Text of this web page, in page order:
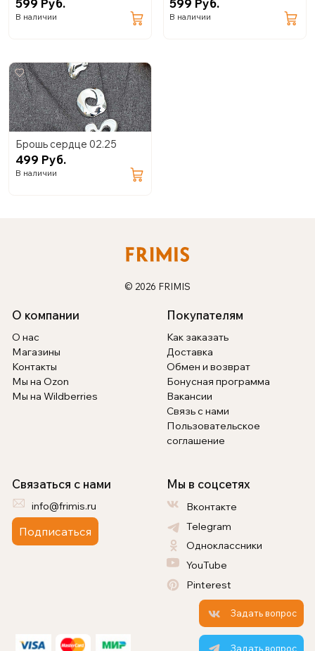
599 Руб.
В наличии
599 Руб.
В наличии
Брошь сердце 02.25
499 Руб.
В наличии
© 2026 FRIMIS
О компании
О нас
Магазины
Контакты
Мы на Ozon
Мы на Wildberries
Покупателям
Как заказать
Доставка
Обмен и возврат
Бонусная программа
Вакансии
Связь с нами
Пользовательское
соглашение
Связаться с нами
info@frimis.ru
Подписаться
Мы в соцсетях
Вконтакте
Telegram
Одноклассники
YouTube
Pinterest
Задать вопрос
Задать вопрос